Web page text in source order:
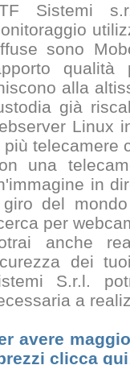
Sistemi
sono
qualità
alla
già
Linux
più telecamere
una
in
del
per
anche
dei
S.r.l.
a
avere
clicca qui